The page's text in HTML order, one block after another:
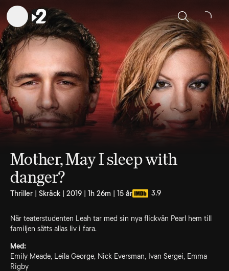
Sök
Mother, May I sleep with
danger?
Thriller | Skräck | 2019 | 1h 26m | 15 år 3.9
När teaterstudenten Leah tar med sin nya flickvän Pearl hem till
familjen sätts allas liv i fara.
Med:
Emily Meade, Leila George, Nick Eversman, Ivan Sergei, Emma
Rigby